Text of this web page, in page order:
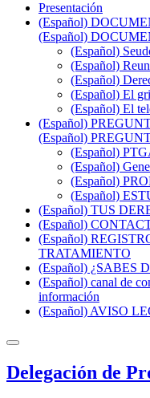
Presentación
(Español)
(Español)
(Español)
(Español)
(Español)
(Español) El
(Español) El
(Español)
(Español)
(Español)
(Español)
(Español)
(Español)
(Español) TUS
(Español)
(Español)
TRATAMIENTO
(Español) ¿SABES
(Español) canal de
información
(Español) AVISO
Delegación de